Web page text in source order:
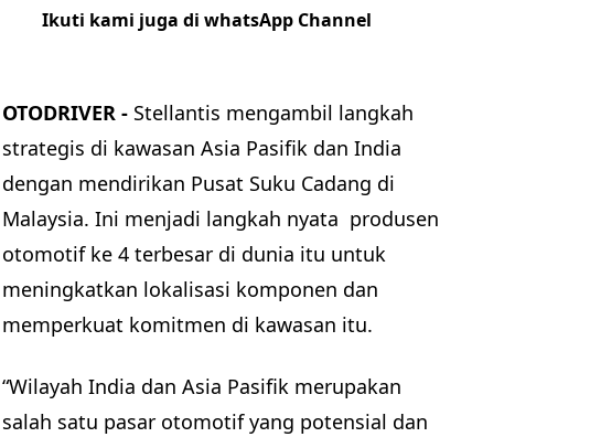
Ikuti kami juga di whatsApp Channel
OTODRIVER - Stellantis mengambil langkah
strategis di kawasan Asia Pasifik dan India
dengan mendirikan Pusat Suku Cadang di
Malaysia. Ini menjadi langkah nyata produsen
otomotif ke 4 terbesar di dunia itu untuk
meningkatkan lokalisasi komponen dan
memperkuat komitmen di kawasan itu.
“Wilayah India dan Asia Pasifik merupakan
salah satu pasar otomotif yang potensial dan